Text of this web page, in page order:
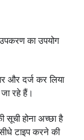
का उपयोग
और दर्ज कर लिया
रहे हैं।
सूची होना अच्छा है
टाइप करने की